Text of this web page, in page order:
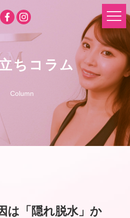
ちコラム
Column
は「隠れ脱水」か